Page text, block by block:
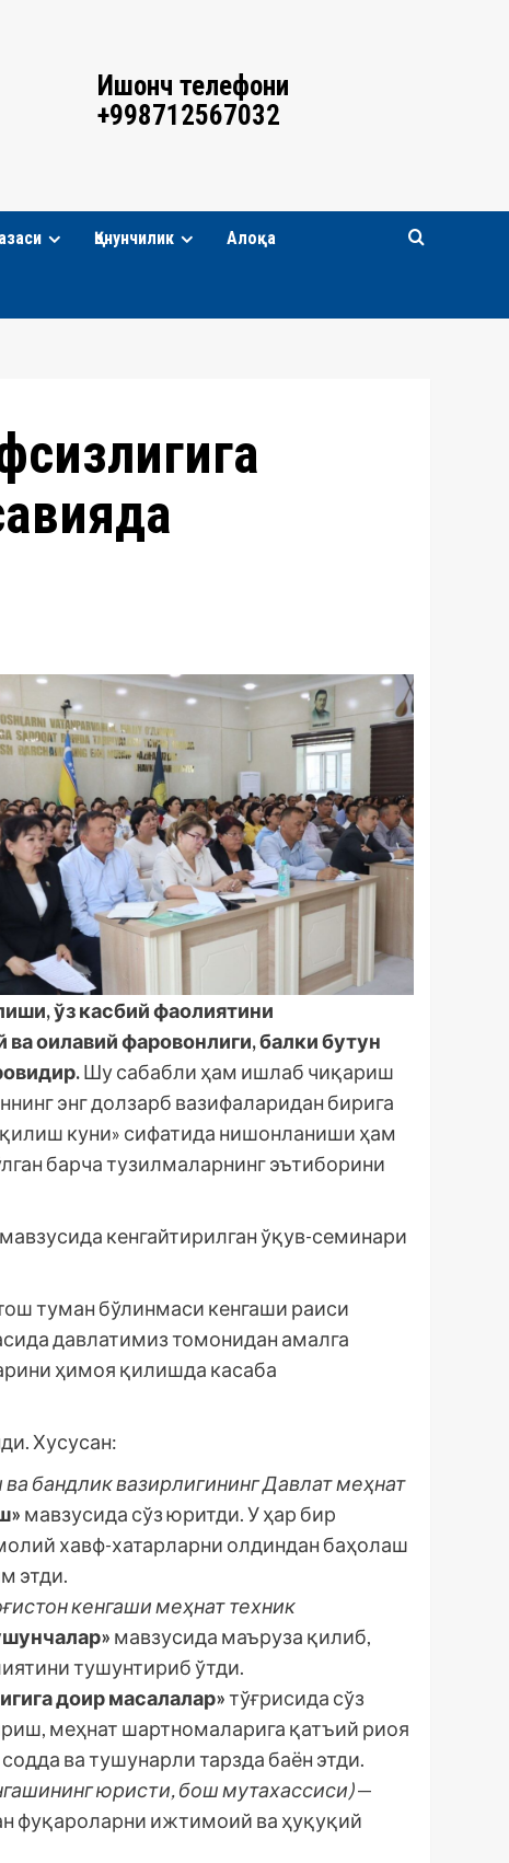
Ишонч телефони
+998712567032
Қонунчилик Алоқа
ўз касбий фаолиятини
оилавий фаровонлиги, балки бутун
Шу сабабли ҳам ишлаб чиқариш
энг долзарб вазифаларидан бирига
куни» сифатида нишонланиши ҳам
барча тузилмаларнинг эътиборини
мавзусида кенгайтирилган ўқув-семинари
туман бўлинмаси кенгаши раиси
давлатимиз томонидан амалга
ҳимоя қилишда касаба
Хусусан:
бандлик вазирлигининг Давлат меҳнат
мавзусида сўз юритди. У ҳар бир
хавф-хатарларни олдиндан баҳолаш
этди.
кенгаши меҳнат техник
мавзусида маъруза қилиб,
тушунтириб ўтди.
доир масалалар»тўғрисида сўз
меҳнат шартномаларига қатъий риоя
ва тушунарли тарзда баён этди.
юристи, бош мутахассиси)—
фуқароларни ижтимоий ва ҳуқуқий